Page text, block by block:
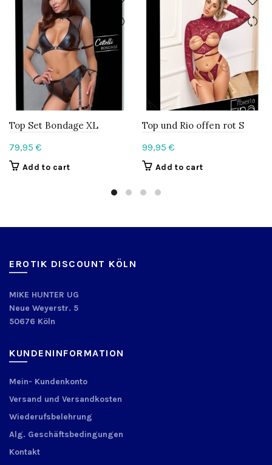
Top Set Bondage XL
79,95 €
Add to cart
Top und Rio offen rot S
99,95 €
Add to cart
EROTIK DISCOUNT KÖLN
MIKE HUNTER UG
Neue Weyerstr. 5
50676 Köln
KUNDENINFORMATION
Mein- Kundenkonto
Versand und Versandkosten
Wiederufsbelehrung
Alg. Geschäftsbedingungen
Kontakt